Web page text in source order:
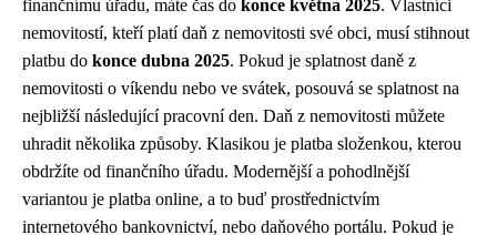
finančnímu úřadu, máte čas do konce května 2025. Vlastníci
nemovitostí, kteří platí daň z nemovitosti své obci, musí stihnout
platbu do konce dubna 2025. Pokud je splatnost daně z
nemovitosti o víkendu nebo ve svátek, posouvá se splatnost na
nejbližší následující pracovní den. Daň z nemovitosti můžete
uhradit několika způsoby. Klasikou je platba složenkou, kterou
obdržíte od finančního úřadu. Modernější a pohodlnější
variantou je platba online, a to buď prostřednictvím
internetového bankovnictví, nebo daňového portálu. Pokud je